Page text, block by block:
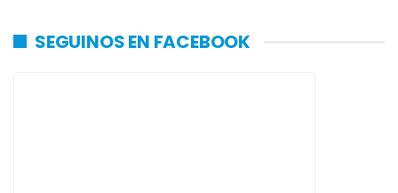
SEGUINOS EN FACEBOOK